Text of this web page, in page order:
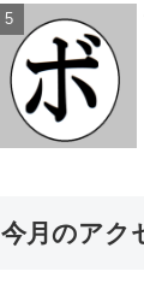
今月のアク